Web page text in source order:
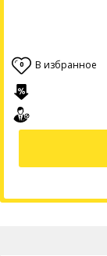
0 В избранное